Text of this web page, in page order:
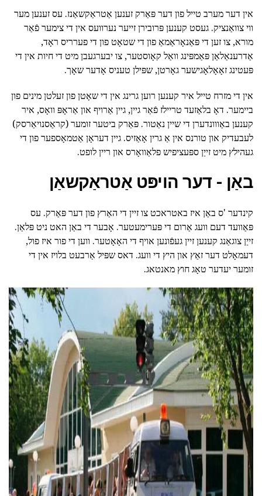
אין דער מערב טייל פון דער פּאַרק זענען אַטראַקשאַנז. עס זענען מער
ווי צוואַנציק. געסט קענען פּרובירן זייער נערוועס אין די צימער פֿאַר
מורא, צו זען די פּאַנאָראַמאַ פון די שטאָט פון די פערריס ראָד,
אַדרענאַלאַן פּאַמפּינג וואַל קאָוסטער, צו יבערגעבן מיט די חיות אין די
פּעטינג זאָאָלאָגישער גאָרטן, שפּילן טעניס אָדער שאָך.
אין די מזרח טייל איר קענען רוען גרינג אין די שאָטן פון זעלטן מינים פון
ביימער. דאָ בלאַזעד טריילז פֿאַר גיין, גיין אַרויף און אַראָפּ וואָס, איר
קענען באַווונדערן די שיין נאַטור. פּאַרק ביטער זומער (קראַסנויאַרסק)
לעבעדיק און טורנס אין אַ גרין אָאַזיס. גיין דעראָן אַטמאָספער פון די
געהילץ מיט זייַן ספּעציפיש פלאַוואָרס און ריין לופט.
באַן - דער הויפּט אַטראַקשאַן
קינדער 'ס באַן איז באטראכט צו זיין די האַרץ פון דער פּאַרק. עס
פּאַוועד דעם וועג אַרום די פּערימעטער. אָבער די באַן האט ניט פּלאַן.
זייַן צוגאַנג קענען זיין געפֿונען אויף די האָאָטער. ווען די פור איז פול,
דעמאָלט דער זאַץ און היץ די וועג. דאס שפּיל אַרבעט בלויז אין די
זומער יעדער טאָג חוץ מאנטאג.